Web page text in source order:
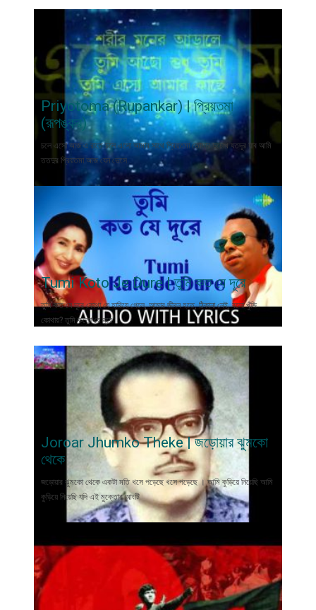
Priyotoma (Rupankar) | প্রিয়তমা
(রূপঙ্কর)
চলে এসো আজ এ রাতে চলে এসো আমার সাথে প্রিয়তমা তোমার দুচোখ যতদূর যাব আমি
ততদুর প্রিয়তমা আজ যেন ভেসে
Tumi Koto Je Dure | তুমি কত যে দূরে
তুমি কত যে দূরে কোথা যে হারিয়ে গেলে, আমার জীবন হতে, ঠিকানা নেই, বলো খুঁজি
কোথায়? তুমি কতো যে দূরে
Joroar Jhumko Theke | জড়োয়ার ঝুমকো
থেকে
জড়োয়ার ঝুমকো থেকে একটা মতি খসে পড়েছে খসে পড়েছে । আমি কুড়িয়ে নিয়েছি আমি
কুড়িয়ে নিয়েছি যদি এই মুক্তোর আংটি